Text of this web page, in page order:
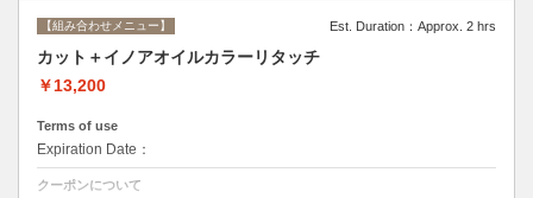
【組み合わせメニュー】 Est. Duration：Approx. 2 hrs
カット＋イノアオイルカラーリタッチ
￥13,200
Terms of use
Expiration Date：
クーポンについて